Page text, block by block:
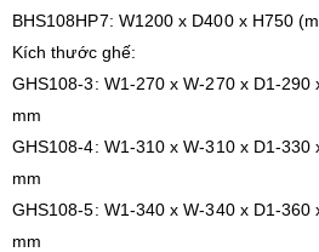
BHS108HP7: W1200 x D400 x H750
Kích thước ghế:
GHS108-3: W1-270 x W-270 x D1-290
mm
GHS108-4: W1-310 x W-310 x D1-330
mm
GHS108-5: W1-340 x W-340 x D1-360
mm